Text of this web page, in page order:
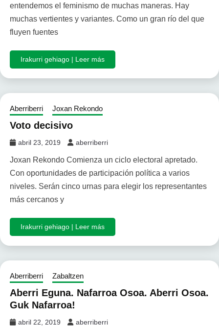
entendemos el feminismo de muchas maneras. Hay
muchas vertientes y variantes. Como un gran río del que
fluyen fuentes
Irakurri gehiago | Leer más
Aberriberri Joxan Rekondo
Voto decisivo
abril 23, 2019 aberriberri
Joxan Rekondo Comienza un ciclo electoral apretado.
Con oportunidades de participación política a varios
niveles. Serán cinco urnas para elegir los representantes
más cercanos y
Irakurri gehiago | Leer más
Aberriberri Zabaltzen
Aberri Eguna. Nafarroa Osoa. Aberri Osoa.
Guk Nafarroa!
abril 22, 2019 aberriberri